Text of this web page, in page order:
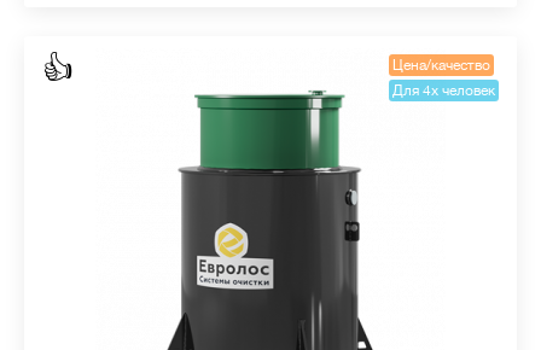
👍
Цена/качество
Для 4х человек